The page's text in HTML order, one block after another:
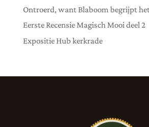
Ontroerd, want Blaboom begrijpt
Eerste Recensie Magisch Mooi deel 2
Expositie Hub kerkrade